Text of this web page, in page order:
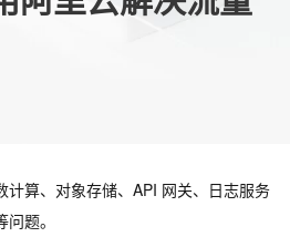
计算、对象存储、API 网关、日志服务
题。